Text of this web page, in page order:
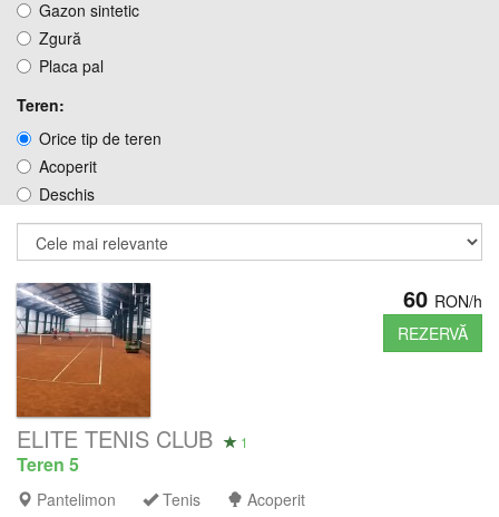
Gazon sintetic
Zgură
Placa pal
Teren:
Orice tip de teren
Acoperit
Deschis
60 RON/h
REZERVĂ
ELITE TENIS CLUB 1
Teren 5
Pantelimon Tenis Acoperit